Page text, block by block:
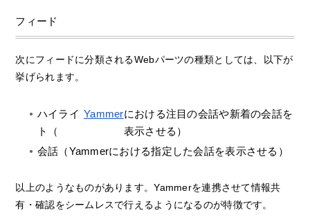
フィード
次にフィードに分類されるWebパーツの種類としては、以下が
挙げられます。
ハイライ
ト（
Yammerにおける注目の会話や新着の会話を
表示させる）
会話（Yammerにおける指定した会話を表示させる）
以上のようなものがあります。Yammerを連携させて情報共
有・確認をシームレスで行えるようになるのが特徴です。